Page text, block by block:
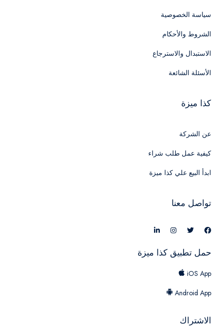
سياسة الخصوصية
الشروط والأحكام
الاستبدال والاسترجاع
الأسئلة الشائعة
كذا ميزة
عن الشركة
كيفية عمل طلب شراء
ابدأ البيع علي كذا ميزة
تواصل معنا
حمل تطبيق كذا ميزة
iOS App
Android App
الاشتراك